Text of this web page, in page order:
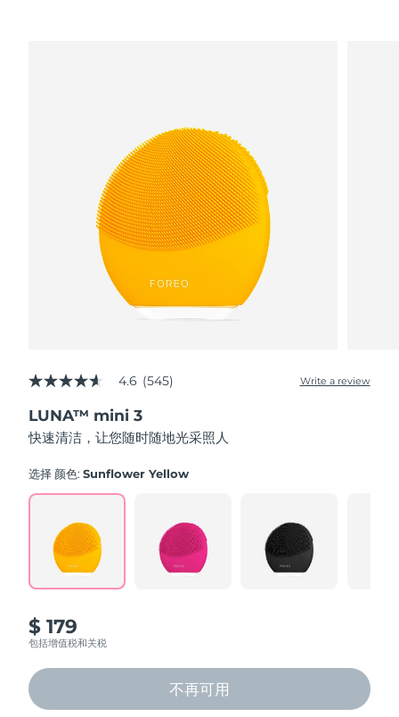
4.6
of
5
stars,
rating
Read
Reviews.
Same
page
4.6 (545) Write a review
LUNA™ mini 3
快速清洁，让您随时随地光采照人
选择 颜色:Sunflower Yellow
$ 179
包括增值税和关税
不再可用